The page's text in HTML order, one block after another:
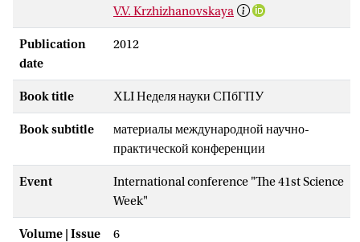
V.V. Krzhizhanovskaya
Publication
date
2012
Book title ХLI Неделя науки СПбГПУ
Book subtitle
материалы международной научно-
практической конференции
Event
International conference "The 41st Science
Week"
Volume | Issue
6